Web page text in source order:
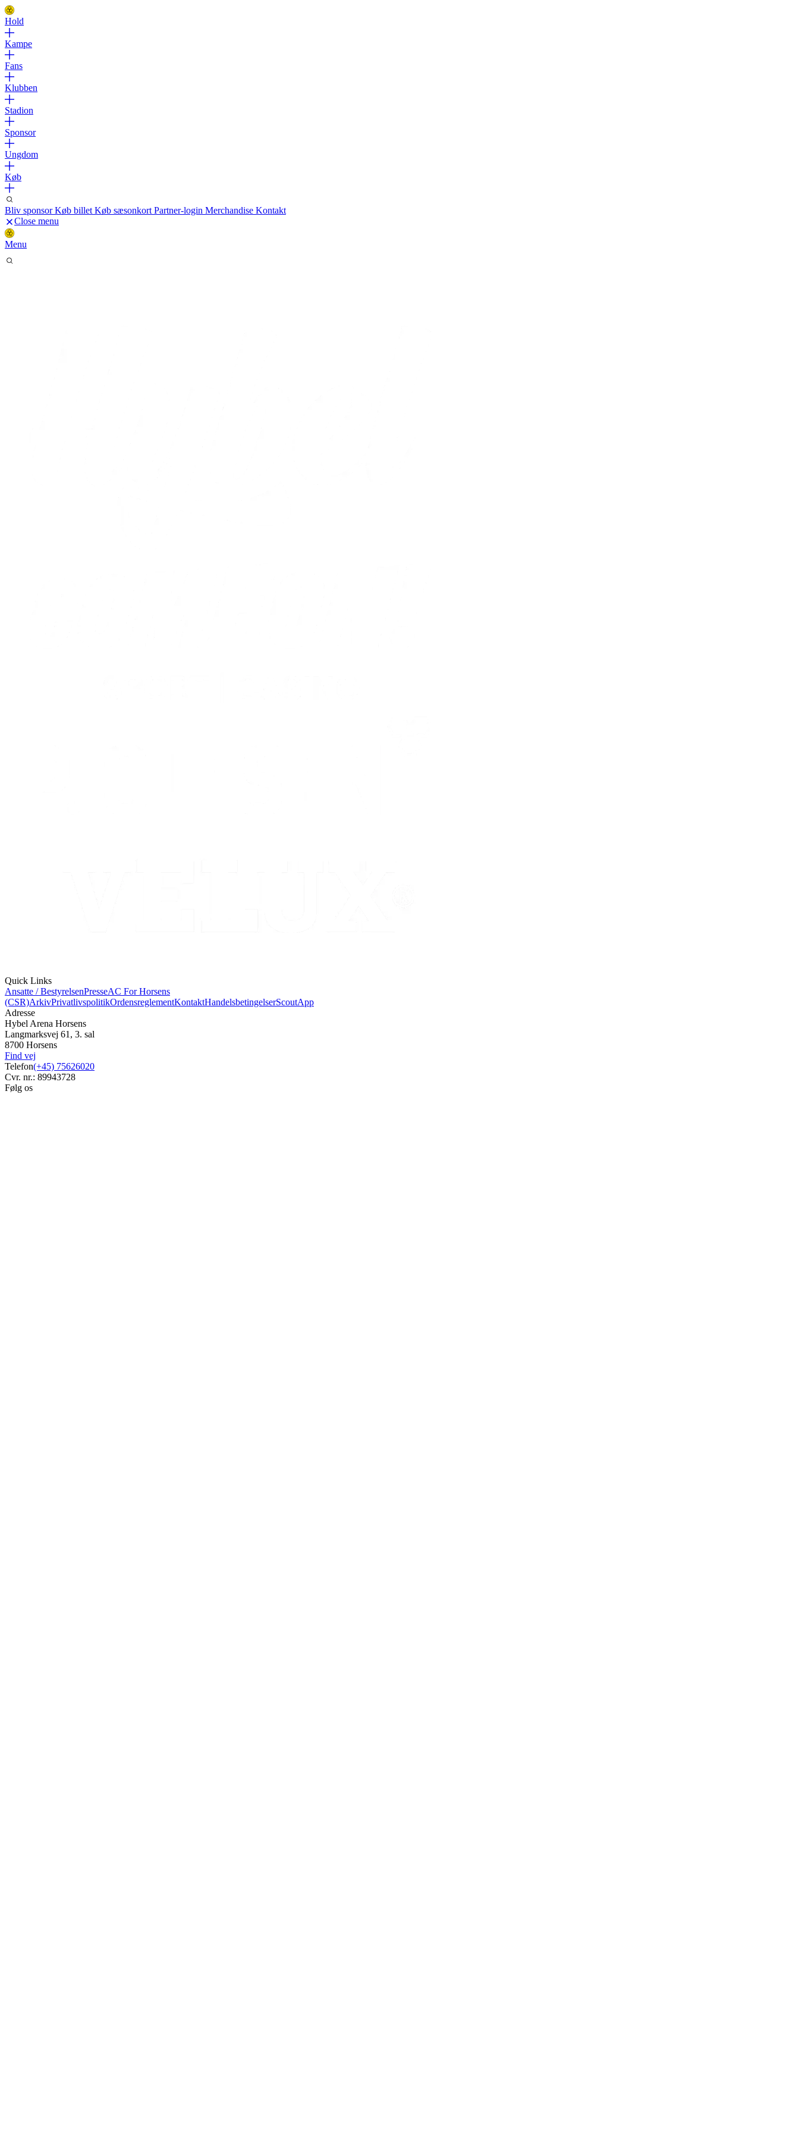
Hold
Kampe
Fans
Klubben
Stadion
Sponsor
Ungdom
Køb
Bliv sponsorKøb billet Køb sæsonkort Partner-login Merchandise Kontakt
Close menu
Menu
Quick Links
Ansatte / BestyrelsenPresseAC For Horsens
(CSR)ArkivPrivatlivspolitikOrdensreglementKontaktHandelsbetingelserScoutApp
Adresse
Hybel Arena Horsens
Langmarksvej 61, 3. sal
8700 Horsens
Find vej
Telefon(+45) 75626020
Cvr. nr.: 89943728
Følg os